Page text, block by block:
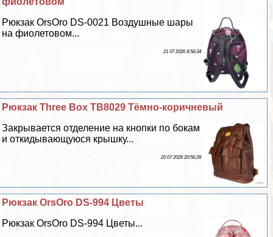
Рюкзак OrsOro DS-0021 Воздушные шары
на фиолетовом...
21 07 2026 8:58:34
Рюкзак Three Box TB8029 Тёмно-коричневый
Закрывается отделение на кнопки по бокам
и откидывающуюся крышку...
20 07 2026 20:56:28
Рюкзак OrsOro DS-994 Цветы
Рюкзак OrsOro DS-994 Цветы...